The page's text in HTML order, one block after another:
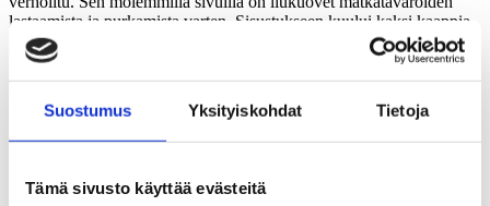
Suostumus Yksityiskohdat Tietoja
Tämä sivusto käyttää evästeitä
lastaamista ja purkamista varten. Sisustukseen kuului kaksi kaappia,
pulpetti ja istumapaikka. Vaunua lämmitettiin veturista saatavalla
höyryllä. Kaasuvalaistuksen lisäksi valoa saatiin kattovalokorokkeen
eli lanterniinin kautta.
Peltiseinäiset matkatavaravaunut hylättiin pääosin 1950-luvulla ja
erillisistä matkatavaravaunuista luovuttiin 1960-luvulla. Syynä